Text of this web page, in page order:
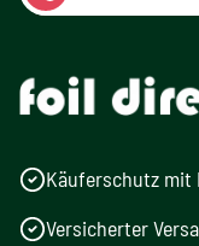
Käuferschutz mit
Versicherter